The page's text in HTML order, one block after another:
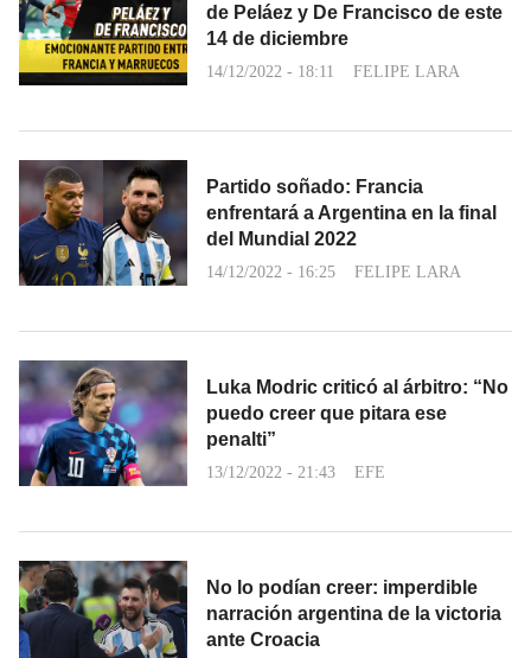
de Peláez y De Francisco de este
14 de diciembre
14/12/2022 - 18:11 FELIPE LARA
Partido soñado: Francia
enfrentará a Argentina en la final
del Mundial 2022
14/12/2022 - 16:25 FELIPE LARA
Luka Modric criticó al árbitro: “No
puedo creer que pitara ese
penalti”
13/12/2022 - 21:43 EFE
No lo podían creer: imperdible
narración argentina de la victoria
ante Croacia